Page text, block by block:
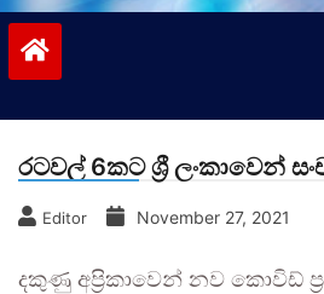
රටවල් 6කට ශ්‍රී ලංකාවෙන්
Editor November 27, 2021
දකුණු අප්‍රිකාවෙන් නව කොවිඩ්